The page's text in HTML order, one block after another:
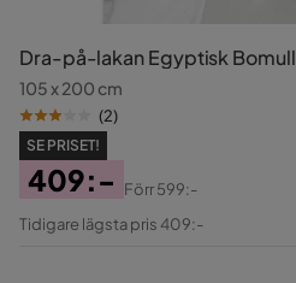
Dra-på-lakan Egyptisk Bomull
105 x 200 cm
(2)
SE PRISET!
Pris
409:-
Original
Förr599:-
Tidigare lägsta pris 409:-